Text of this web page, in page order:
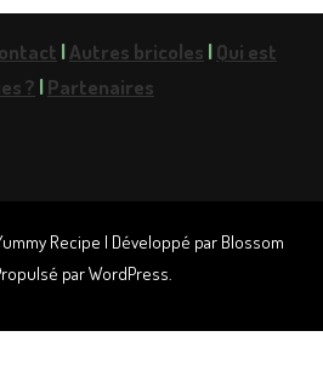
|Autres bricoles |Qui est
? |Partenaires
Recipe | Développé par Blossom
parWordPress.